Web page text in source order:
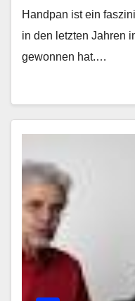
Handpan ist ein
in den letzten Jahren
gewonnen hat.…